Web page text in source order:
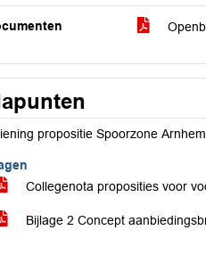
propositie Spoorzone
Collegenota proposities voor
Bijlage 2 Concept